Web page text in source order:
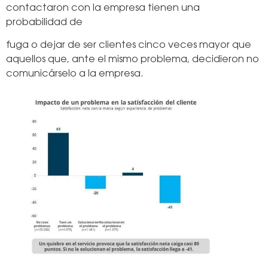
contactaron con la empresa tienen una
probabilidad de
fuga o dejar de ser clientes cinco veces mayor que
aquellos que, ante el mismo problema, decidieron no
comunicárselo a la empresa.